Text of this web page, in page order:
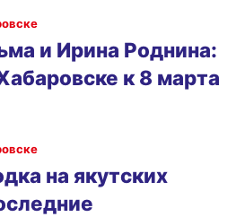
и Ирина Роднина:
к 8 марта
на якутских